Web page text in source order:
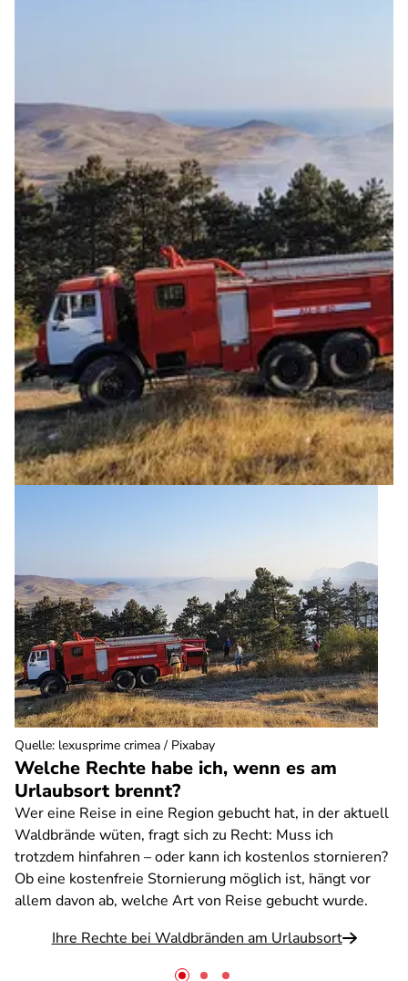
Welche Rechte habe ich, wenn es am
Urlaubsort brennt?
Wer eine Reise in eine Region gebucht hat, in der aktuell
Waldbrände wüten, fragt sich zu Recht: Muss ich
trotzdem hinfahren – oder kann ich kostenlos stornieren?
Ob eine kostenfreie Stornierung möglich ist, hängt vor
allem davon ab, welche Art von Reise gebucht wurde.
Ihre Rechte bei Waldbränden am Urlaubsort
Quelle: lexusprime crimea / Pixabay